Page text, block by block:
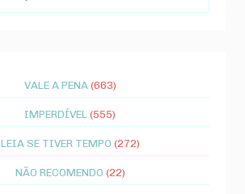
VALE A PENA (663)
IMPERDÍVEL(555)
LEIA SE TIVER TEMPO (272)
NÃO RECOMENDO (22)